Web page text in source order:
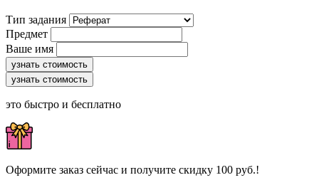
Тип задания
Предмет
Ваше имя
узнать стоимость
узнать стоимость
это быстро и бесплатно
Оформите заказ сейчас и получите скидку 100 руб.!